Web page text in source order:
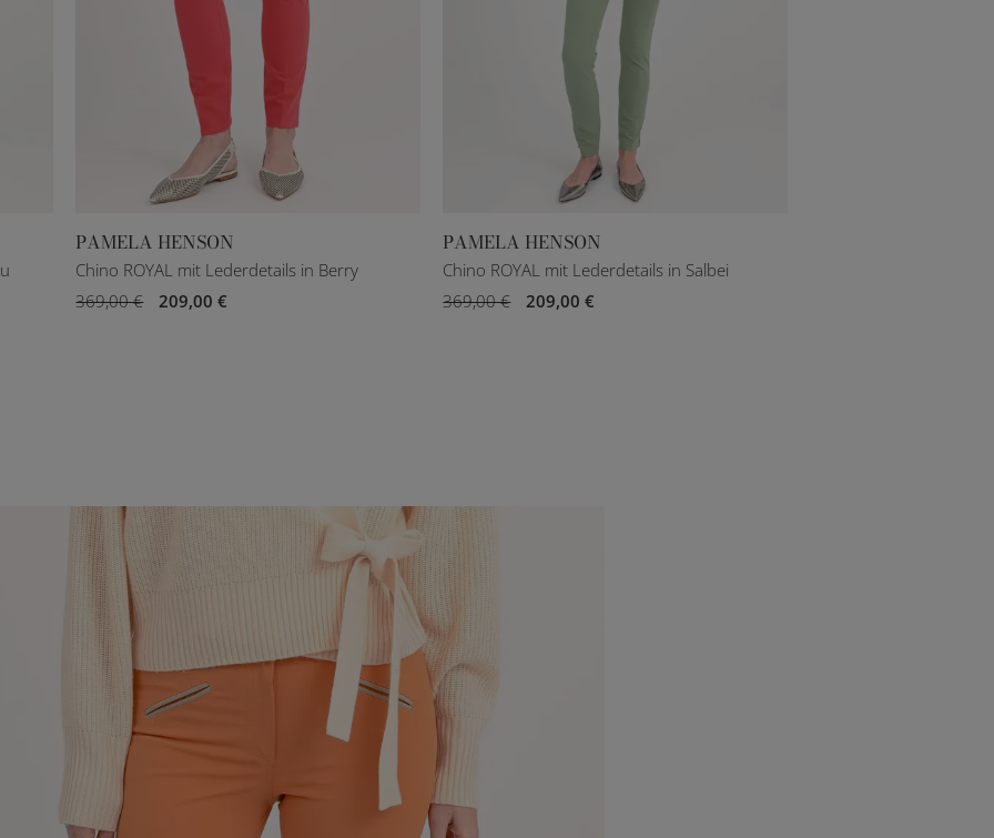
DE 34 DE 36 DE 38 DE 40
PAMELA HENSON
Chino ROYAL mit Lederdetails in Berry
369,00 €
209,00 €
DE 34 DE 36 DE 38 DE 40
PAMELA HENSON
Chino ROYAL mit Lederdetails in Salbei
369,00 €
209,00 €